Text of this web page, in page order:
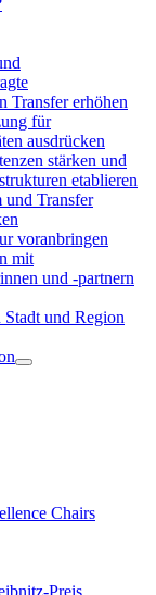
Transfer erhöhen
für
ausdrücken
stärken und
etablieren
und Transfer
voranbringen
mit
und -partnern
und Region
Chairs
Preis